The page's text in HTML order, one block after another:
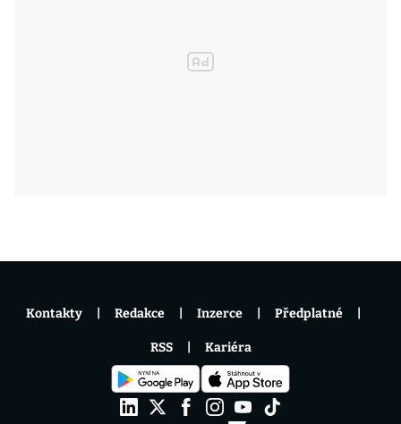
Kontakty Redakce Inzerce Předplatné
RSS Kariéra